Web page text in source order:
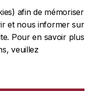
afin de mémoriser
et nous informer sur
Pour en savoir plus
veuillez
| Confidentialité